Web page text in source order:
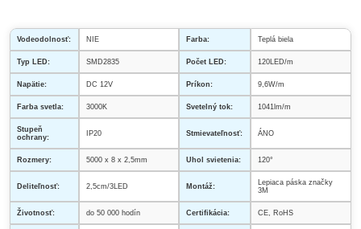
Vodeodolnosť: NIE Farba: Teplá biela
Typ LED: SMD2835 Počet LED: 120LED/m
Napätie: DC 12V Príkon: 9,6W/m
Farba svetla: 3000K Svetelný tok: 1041lm/m
Stupeň
ochrany:
IP20 Stmievateľnosť: ÁNO
Rozmery: 5000 x 8 x 2,5mm Uhol svietenia: 120°
Deliteľnosť: 2,5cm/3LED Montáž:
Lepiaca páska značky
3M
Životnosť: do 50 000 hodín Certifikácia: CE, RoHS